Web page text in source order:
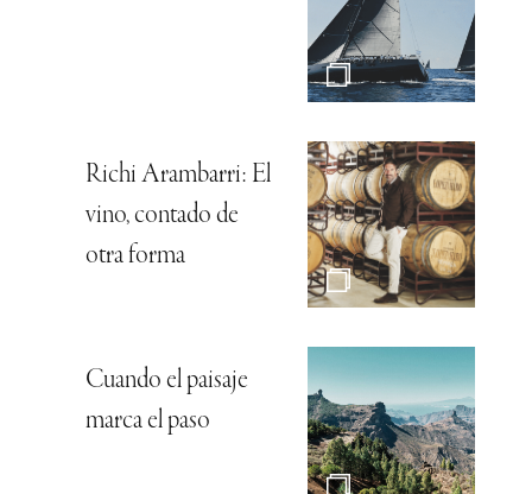
Richi Arambarri: El
vino, contado de
otra forma
Cuando el paisaje
marca el paso